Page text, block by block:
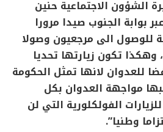
الشؤون الاجتماعية حنين
بوابة الجنوب صيدا مرورا
للوصول الى مرجعيون وصولا
وهكذا تكون زيارتها تحديا
للعدوان لانها تمثل الحكومة
مواجهة العدوان بكل
الفولكلورية التي لن
وطنيا”.